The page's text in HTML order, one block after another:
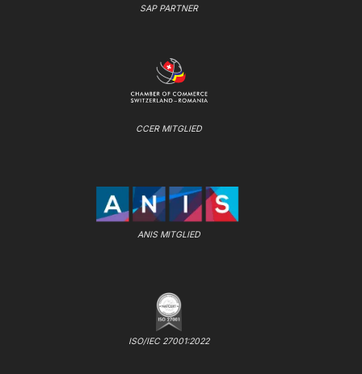
SAP PARTNER
CCER MITGLIED
ANIS MITGLIED
ISO/IEC 27001:2022